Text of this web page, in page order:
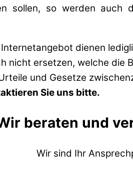
sollen, so werden
dienen
nicht ersetzen, welche die
und Gesetze
Sie uns bitte.
beraten und
Wir sind Ihr